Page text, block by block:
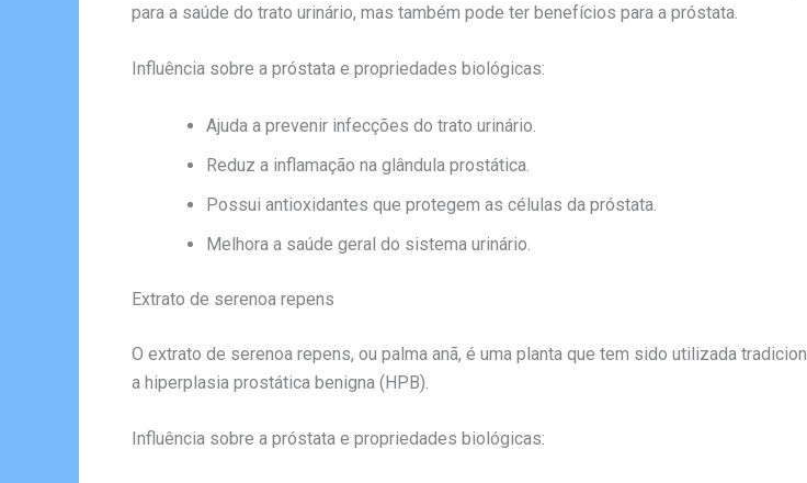
para a saúde do trato urinário, mas também pode ter benefícios para a próstata.
Influência sobre a próstata e propriedades biológicas:
Ajuda a prevenir infecções do trato urinário.
Reduz a inflamação na glândula prostática.
Possui antioxidantes que protegem as células da próstata.
Melhora a saúde geral do sistema urinário.
Extrato de serenoa repens
O extrato de serenoa repens, ou palma anã, é uma planta que tem sido utilizada
a hiperplasia prostática benigna (HPB).
Influência sobre a próstata e propriedades biológicas: